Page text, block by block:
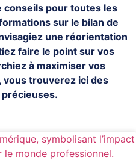
conseils pour toutes les
sur le bilan de
une réorientation
faire le point sur vos
à maximiser vos
vous trouverez ici des